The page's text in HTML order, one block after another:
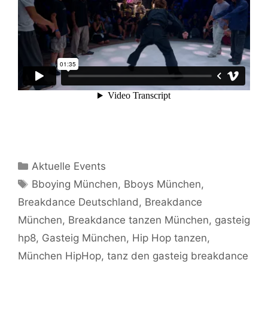
Kategorien
Aktuelle Events
Schlagwörter
Bboying München, Bboys München,
Breakdance Deutschland, Breakdance
München, Breakdance tanzen München, gasteig
hp8, Gasteig München, Hip Hop tanzen,
München HipHop, tanz den gasteig breakdance